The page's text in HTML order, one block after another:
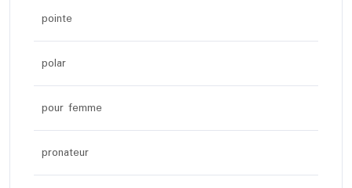
pointe
polar
pour femme
pronateur